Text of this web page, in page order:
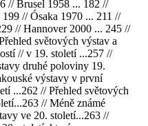
// Brusel 1958 ... 182 //
// Ósaka 1970 ... 211 //
// Hannover 2000 ... 245 //
světových výstav a
// v 19. století ...257 //
druhé poloviny 19.
výstavy v první
...262 // Přehled světových
// Méně známé
ve 20. století...263 //